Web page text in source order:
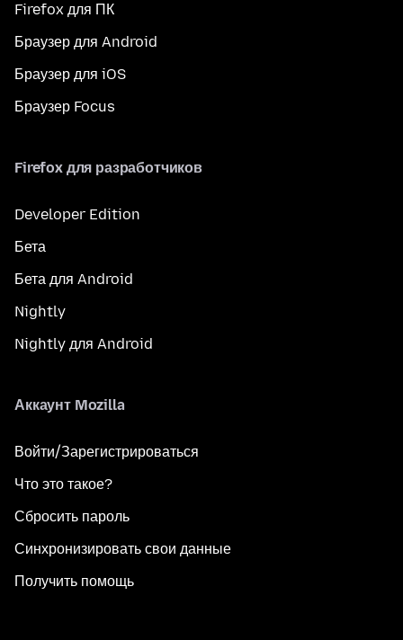
Firefox для ПК
Браузер для Android
Браузер для iOS
Браузер Focus
Firefox для разработчиков
Developer Edition
Бета
Бета для Android
Nightly
Nightly для Android
Аккаунт Mozilla
Войти/Зарегистрироваться
Что это такое?
Сбросить пароль
Синхронизировать свои данные
Получить помощь